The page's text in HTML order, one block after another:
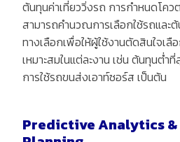
ต้นทุนค่าเที่ยววิ่งรถ การกำหนดโคว
สามารถคำนวณการเลือกใช้รถและ
ทางเลือกเพื่อให้ผู้ใช้งานตัดสินใจเลื
เหมาะสมในแต่ละงาน เช่น ต้นทุนต่ำ
การใช้รถขนส่งเอาท์ซอร์ส เป็นต้น
Predictive Analytics